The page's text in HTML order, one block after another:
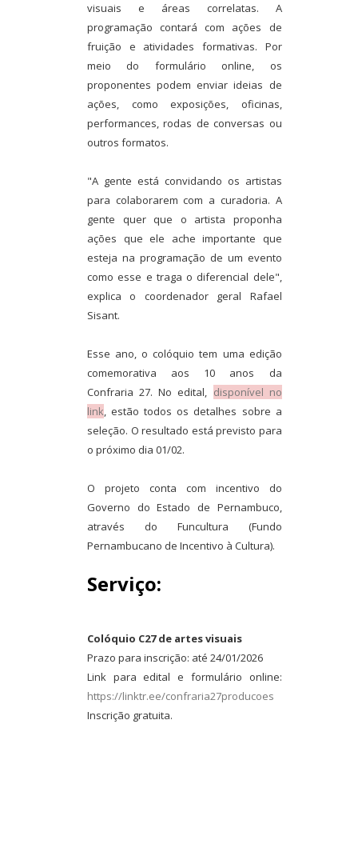
visuais e áreas correlatas. A
programação contará com ações de
fruição e atividades formativas. Por
meio do formulário online, os
proponentes podem enviar ideias de
ações, como exposições, oficinas,
performances, rodas de conversas ou
outros formatos.
"A gente está convidando os artistas
para colaborarem com a curadoria. A
gente quer que o artista proponha
ações que ele ache importante que
esteja na programação de um evento
como esse e traga o diferencial dele",
explica o coordenador geral Rafael
Sisant.
Esse ano, o colóquio tem uma edição
comemorativa aos 10 anos da
Confraria 27. No edital, disponível no
link, estão todos os detalhes sobre a
seleção. O resultado está previsto para
o próximo dia 01/02.
O projeto conta com incentivo do
Governo do Estado de Pernambuco,
através do Funcultura (Fundo
Pernambucano de Incentivo à Cultura).
Serviço:
Colóquio C27 de artes visuais
Prazo para inscrição: até 24/01/2026
Link para edital e formulário online:
https://linktr.ee/confraria27producoes
Inscrição gratuita.